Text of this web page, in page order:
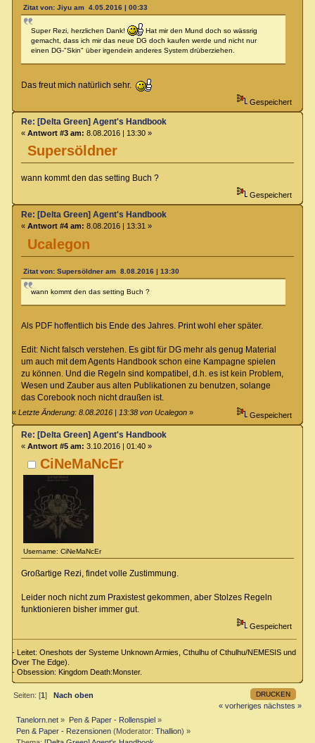
Zitat von: Jiyu am 4.05.2016 | 00:33
Super Rezi, herzlichen Dank!
Hat mir den Mund doch so wässrig
gemacht, dass ich mir das neue DG doch kaufen werde und nicht nur
einen DG-"Skin" über irgendein anderes System drüberziehen.
Das freut mich natürlich sehr.
Gespeichert
Supersöldner
Re: [Delta Green] Agent's Handbook
« Antwort #3 am: 8.08.2016 | 13:30 »
wann kommt den das setting Buch ?
Gespeichert
Ucalegon
Re: [Delta Green] Agent's Handbook
« Antwort #4 am: 8.08.2016 | 13:31 »
Zitat von: Supersöldner am 8.08.2016 | 13:30
wann kommt den das setting Buch ?
Als PDF hoffentlich bis Ende des Jahres. Print wohl eher später.
Edit: Nicht falsch verstehen. Es gibt für DG mehr als genug Material
um auch mit dem Agents Handbook schon eine Kampagne spielen
zu können. Und die Regeln sind kompatibel, d.h. es ist kein Problem,
Wesen und Zauber aus alten Publikationen zu benutzen, solange
das Corebook noch nicht draußen ist.
«Letzte Änderung: 8.08.2016 | 13:38 von Ucalegon » Gespeichert
CiNeMaNcEr
Username: CiNeMaNcEr
Re: [Delta Green] Agent's Handbook
« Antwort #5 am: 3.10.2016 | 01:40 »
Großartige Rezi, findet volle Zustimmung.
Leider noch nicht zum Praxistest gekommen, aber Stolzes Regeln
funktionieren bisher immer gut.
Gespeichert
- Leitet: Oneshots der Systeme Unknown Armies, Cthulhu of Cthulhu/NEMESIS und
Over The Edge).
- Obsession: Kingdom Death:Monster.
DRUCKEN
Seiten: [1]Nach oben
« vorheriges nächstes »
Tanelorn.net » Pen & Paper - Rollenspiel»
Pen & Paper - Rezensionen (Moderator:Thallion) »